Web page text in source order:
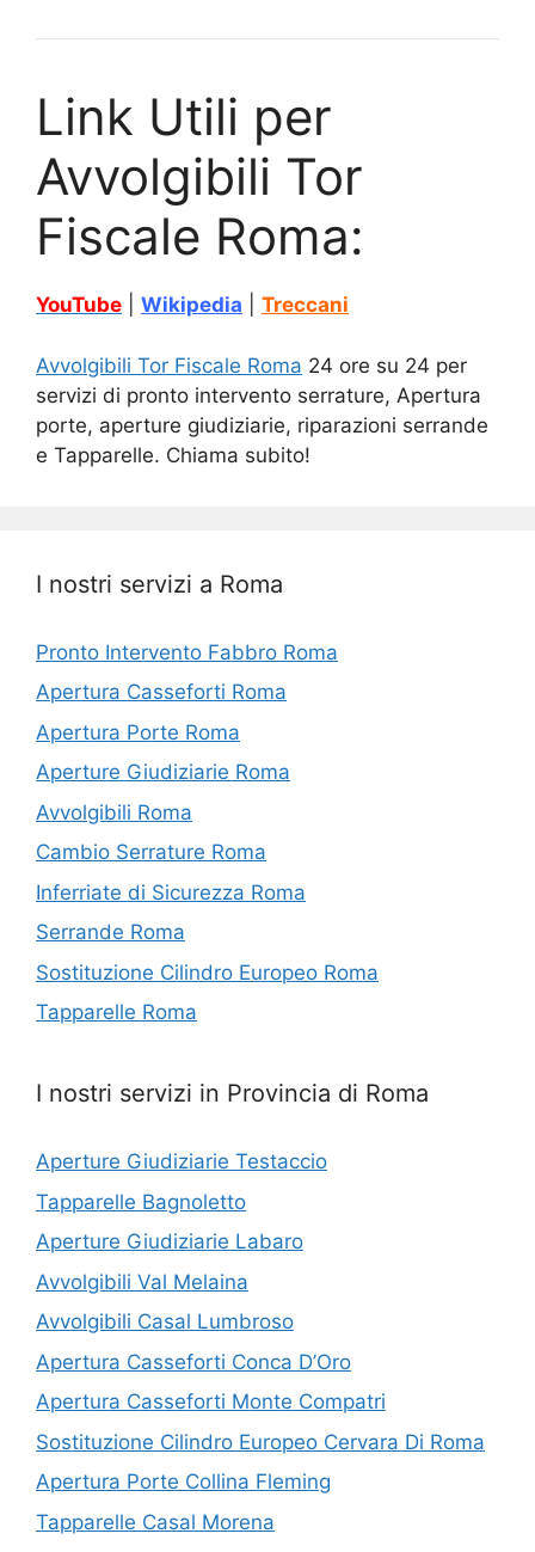
Link Utili per
Avvolgibili Tor
Fiscale Roma:
YouTube Wikipedia Treccani
Avvolgibili Tor Fiscale Roma 24 ore su 24 per
servizi di pronto intervento serrature, Apertura
porte, aperture giudiziarie, riparazioni serrande
e Tapparelle. Chiama subito!
I nostri servizi a Roma
Pronto Intervento Fabbro Roma
Apertura Casseforti Roma
Apertura Porte Roma
Aperture Giudiziarie Roma
Avvolgibili Roma
Cambio Serrature Roma
Inferriate di Sicurezza Roma
Serrande Roma
Sostituzione Cilindro Europeo Roma
Tapparelle Roma
I nostri servizi in Provincia di Roma
Aperture Giudiziarie Testaccio
Tapparelle Bagnoletto
Aperture Giudiziarie Labaro
Avvolgibili Val Melaina
Avvolgibili Casal Lumbroso
Apertura Casseforti Conca D’Oro
Apertura Casseforti Monte Compatri
Sostituzione Cilindro Europeo Cervara Di Roma
Apertura Porte Collina Fleming
Tapparelle Casal Morena